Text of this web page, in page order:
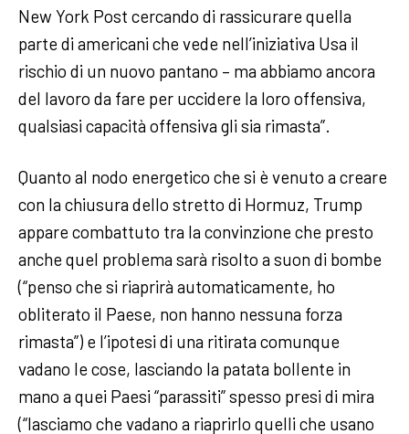
New York Post cercando di rassicurare quella
parte di americani che vede nell’iniziativa Usa il
rischio di un nuovo pantano – ma abbiamo ancora
del lavoro da fare per uccidere la loro offensiva,
qualsiasi capacità offensiva gli sia rimasta”.
Quanto al nodo energetico che si è venuto a creare
con la chiusura dello stretto di Hormuz, Trump
appare combattuto tra la convinzione che presto
anche quel problema sarà risolto a suon di bombe
(“penso che si riaprirà automaticamente, ho
obliterato il Paese, non hanno nessuna forza
rimasta”) e l’ipotesi di una ritirata comunque
vadano le cose, lasciando la patata bollente in
mano a quei Paesi “parassiti” spesso presi di mira
(“lasciamo che vadano a riaprirlo quelli che usano